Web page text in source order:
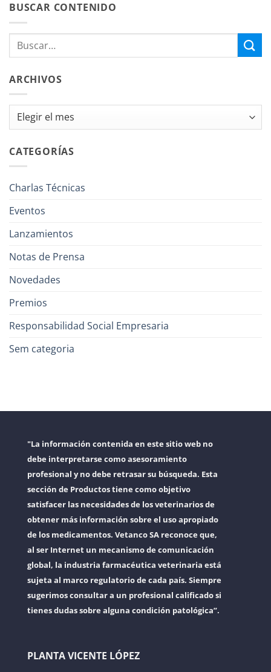
BUSCAR CONTENIDO
ARCHIVOS
Archivos
CATEGORÍAS
Charlas Técnicas
Eventos
Lanzamientos
Notas de Prensa
Novedades
Premios
Responsabilidad Social Empresaria
Sem categoria
"La información contenida en este sitio web no
debe interpretarse como asesoramiento
profesional y no debe retrasar su búsqueda. Esta
sección de Productos tiene como objetivo
satisfacer las necesidades de los veterinarios de
obtener más información sobre el uso apropiado
de los medicamentos. Vetanco SA reconoce que,
al ser Internet un mecanismo de comunicación
global, la industria farmacéutica veterinaria está
sujeta al marco regulatorio de cada país. Siempre
sugerimos consultar a un profesional calificado si
tienes dudas sobre alguna condición patológica”.
PLANTA VICENTE LÓPEZ